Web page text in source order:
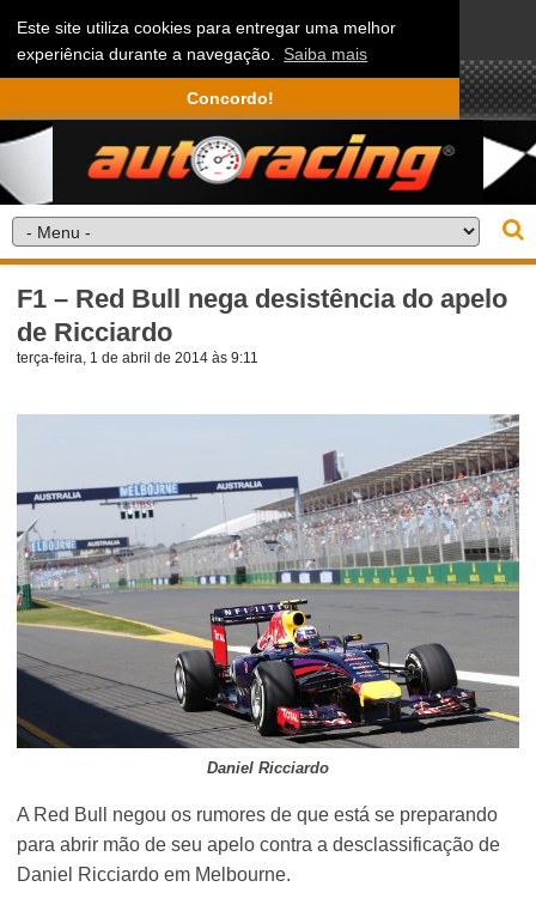
Este site utiliza cookies para entregar uma melhor
experiência durante a navegação. Saiba mais
Concordo!
F1 – Red Bull nega desistência do apelo
de Ricciardo
terça-feira, 1 de abril de 2014 às 9:11
Daniel Ricciardo
A Red Bull negou os rumores de que está se preparando
para abrir mão de seu apelo contra a desclassificação de
Daniel Ricciardo em Melbourne.